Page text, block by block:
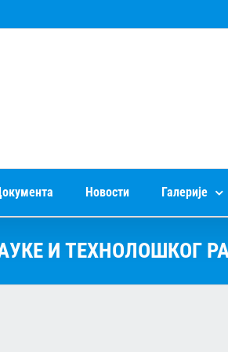
Новости Галерије
И ТЕХНОЛОШКОГ